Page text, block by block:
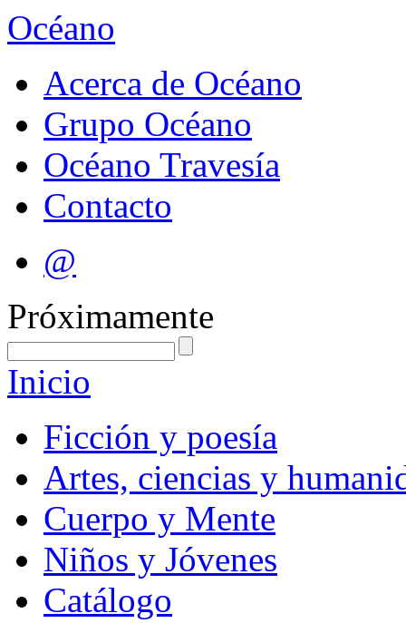
Océano
Acerca de Océano
Grupo Océano
Océano Travesía
Contacto
@
Próximamente
Inicio
Ficción y poesía
Artes, ciencias y
Cuerpo y Mente
Niños y Jóvenes
Catálogo